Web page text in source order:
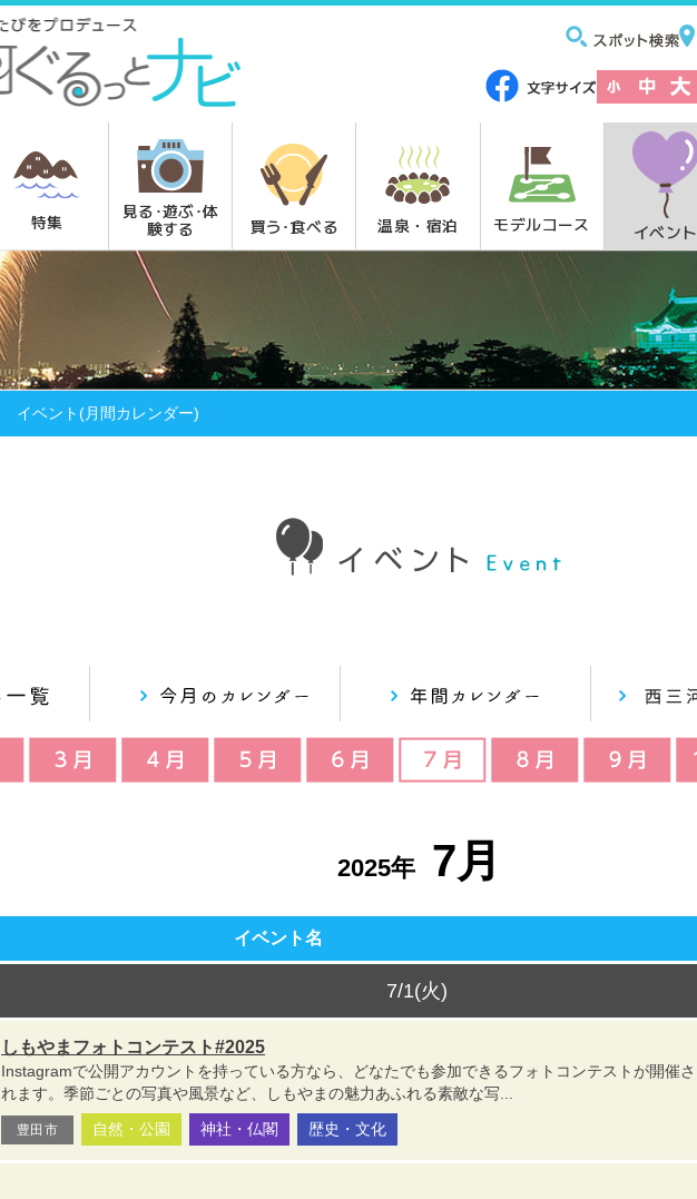
特集
見る･遊ぶ･体
験する
買う･食べる 温泉・宿泊 モデルコース イベント
イベント(月間カレンダー)
2025年 7月
イベント名
7/1(火)
しもやまフォトコンテスト#2025
Instagramで公開アカウントを持っている方なら、どなたでも参加できるフォトコンテストが開催さ
れます。季節ごとの写真や風景など、しもやまの魅力あふれる素敵な写...
豊田市 自然・公園 神社・仏閣 歴史・文化